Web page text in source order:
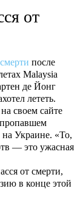
от
после
Malaysia
де Йонг
лететь.
своем сайте
Украине. «То,
— это ужасная
от смерти,
в конце этой